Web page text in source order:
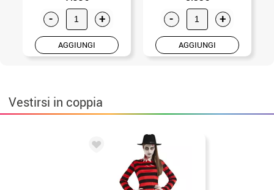
- +
AGGIUNGI
- +
AGGIUNGI
Vestirsi in coppia